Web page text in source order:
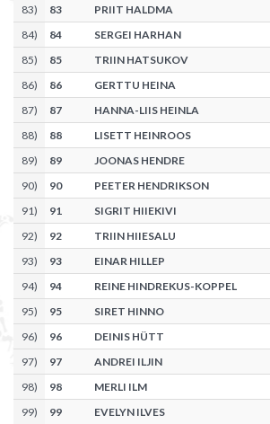
83) 83 PRIIT HALDMA
84) 84 SERGEI HARHAN
85) 85 TRIIN HATSUKOV
86) 86 GERTTU HEINA
87) 87 HANNA-LIIS HEINLA
88) 88 LISETT HEINROOS
89) 89 JOONAS HENDRE
90) 90 PEETER HENDRIKSON
91) 91 SIGRIT HIIEKIVI
92) 92 TRIIN HIIESALU
93) 93 EINAR HILLEP
94) 94 REINE HINDREKUS-KOPPEL
95) 95 SIRET HINNO
96) 96 DEINIS HÜTT
97) 97 ANDREI ILJIN
98) 98 MERLI ILM
99) 99 EVELYN ILVES